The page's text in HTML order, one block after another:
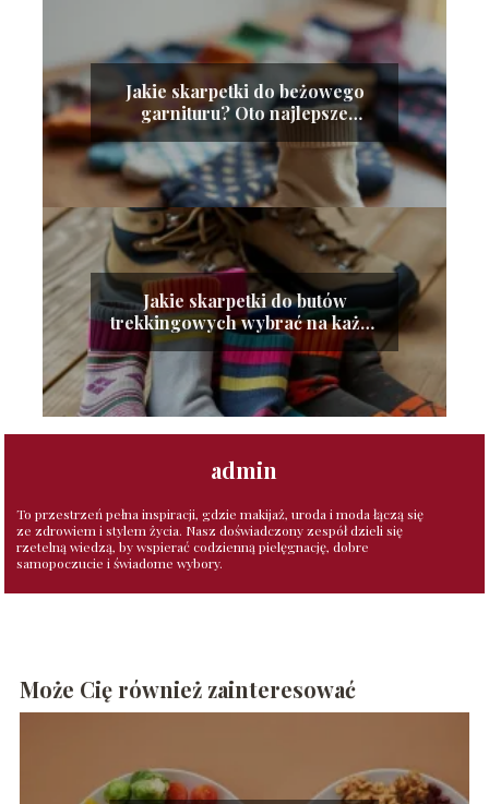
Jakie skarpetki do beżowego
garnituru? Oto najlepsze
propozycje!
Jakie skarpetki do butów
trekkingowych wybrać na każdą
porę roku?
admin
To przestrzeń pełna inspiracji, gdzie makijaż, uroda i moda łączą się
ze zdrowiem i stylem życia. Nasz doświadczony zespół dzieli się
rzetelną wiedzą, by wspierać codzienną pielęgnację, dobre
samopoczucie i świadome wybory.
Może Cię również zainteresować